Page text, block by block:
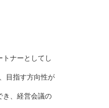
ナーとしてし
目指す方向性が
き、経営会議の